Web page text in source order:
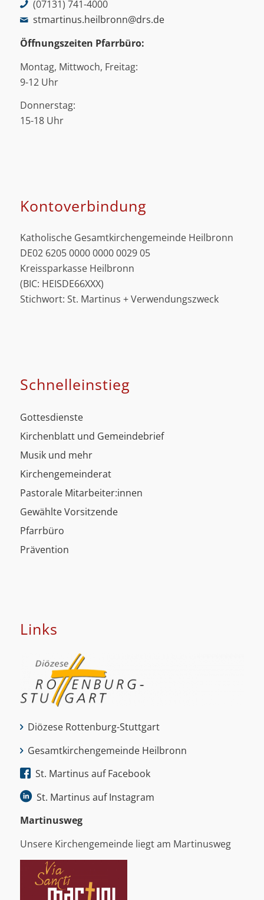
(07131) 741-4000
stmartinus.heilbronn@drs.de
Öffnungszeiten Pfarrbüro:
Montag, Mittwoch, Freitag:
9-12 Uhr
Donnerstag:
15-18 Uhr
Kontoverbindung
Katholische Gesamtkirchengemeinde Heilbronn
DE02 6205 0000 0000 0029 05
Kreissparkasse Heilbronn
(BIC: HEISDE66XXX)
Stichwort: St. Martinus + Verwendungszweck
Schnell­einstieg
Gottesdienste
Kirchenblatt und Gemeindebrief
Musik und mehr
Kirchengemeinderat
Pastorale Mitarbeiter:innen
Gewählte Vorsitzende
Pfarrbüro
Prävention
Links
Diözese Rottenburg-Stuttgart
Gesamtkirchengemeinde Heilbronn
St. Martinus auf Facebook
St. Martinus auf Instagram
Martinus­weg
Unsere Kirchengemeinde liegt am Martinusweg